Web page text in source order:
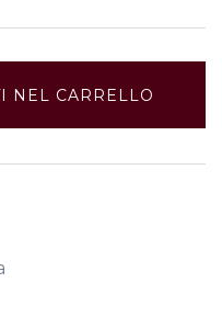
NEL CARRELLO